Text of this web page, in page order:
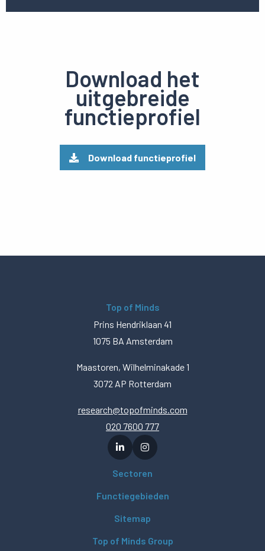
Download het
uitgebreide
functieprofiel
Download functieprofiel
Top of Minds
Prins Hendriklaan 41
1075 BA Amsterdam
Maastoren, Wilhelminakade 1
3072 AP Rotterdam
research@topofminds.com
020 7600 777
Sectoren
Functiegebieden
Sitemap
Top of Minds Group